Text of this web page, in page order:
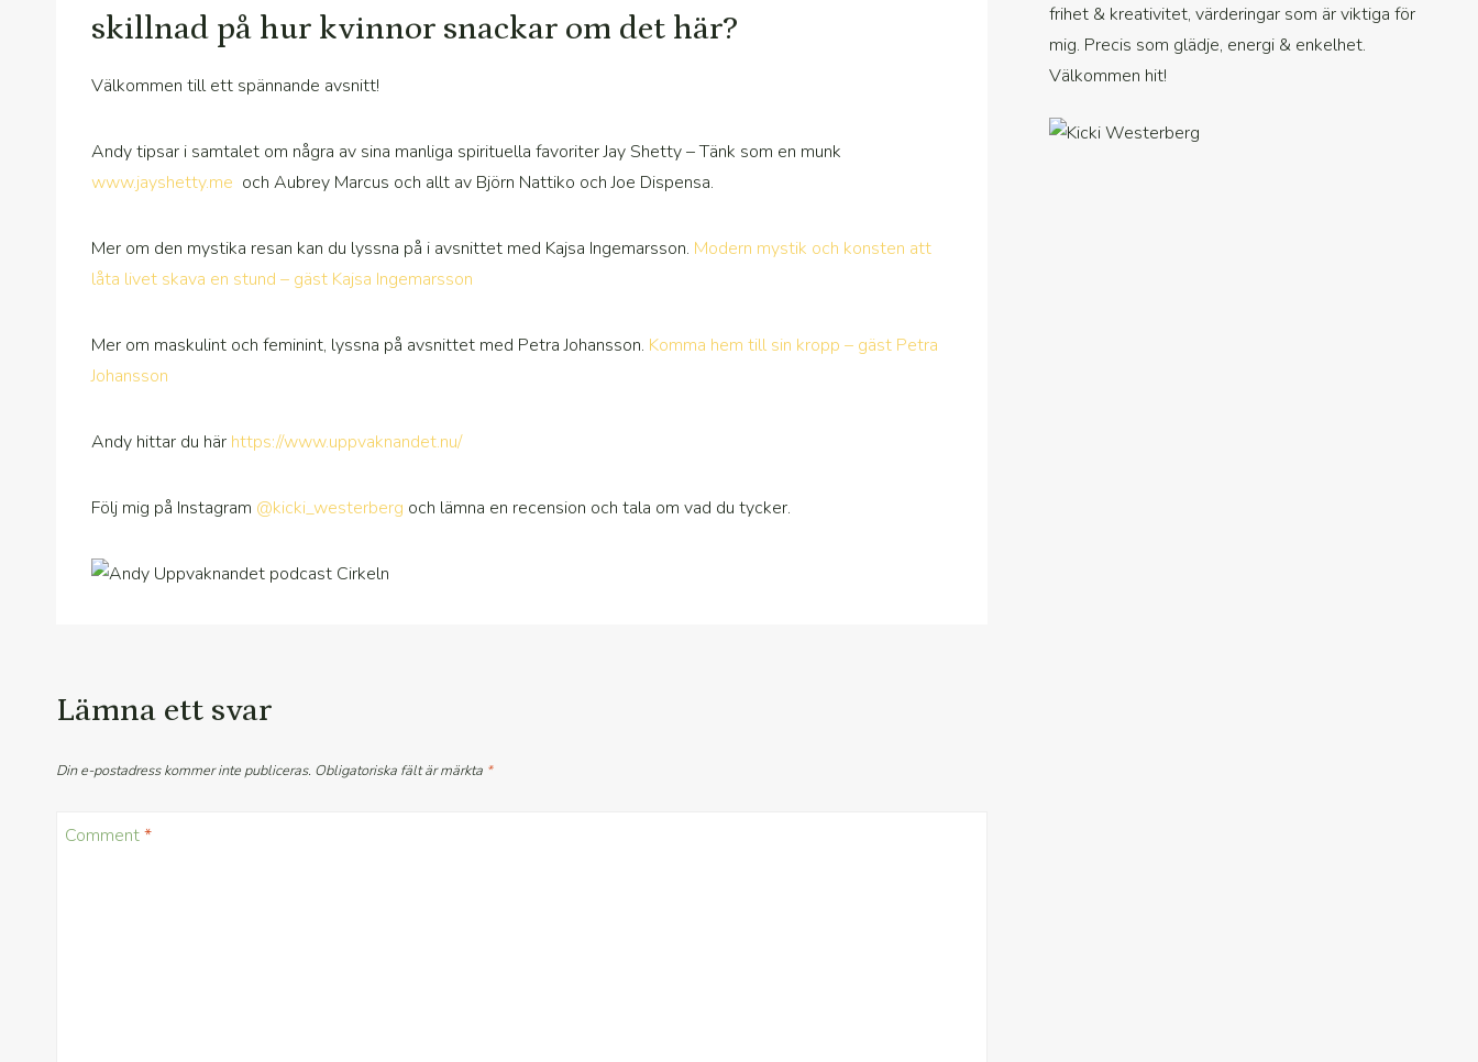
skillnad på hur kvinnor snackar om det här?
Välkommen till ett spännande avsnitt!
Andy tipsar i samtalet om några av sina manliga spirituella favoriter Jay Shetty – Tänk som en munk
www.jayshetty.me och Aubrey Marcus och allt av Björn Nattiko och Joe Dispensa.
Mer om den mystika resan kan du lyssna på i avsnittet med Kajsa Ingemarsson. Modern mystik och konsten att
låta livet skava en stund – gäst Kajsa Ingemarsson
Mer om maskulint och feminint, lyssna på avsnittet med Petra Johansson. Komma hem till sin kropp – gäst Petra
Johansson
Andy hittar du här https://www.uppvaknandet.nu/
Följ mig på Instagram @kicki_westerberg och lämna en recension och tala om vad du tycker.
Lämna ett svar
Din e-postadress kommer inte publiceras. Obligatoriska fält är märkta *
Comment*
frihet & kreativitet, värderingar som är viktiga för
mig. Precis som glädje, energi & enkelhet.
Välkommen hit!